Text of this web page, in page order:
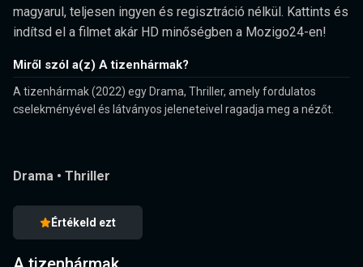
magyarul, teljesen ingyen és regisztráció nélkül. Kattints és
indítsd el a filmet akár HD minőségben a Mozigo24-en!
Miről szól a(z) A tizenhármak?
A tizenhármak (2022) egy Drama, Thriller, amely fordulatos
cselekményével és látványos jeleneteivel ragadja meg a nézőt.
Drama • Thriller
Értékeld ezt